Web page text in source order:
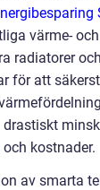
värme-
radiatorer
för att
kostnader.
av smarta